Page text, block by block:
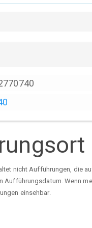
nicht Aufführungen, die
Wenn
einsehbar.